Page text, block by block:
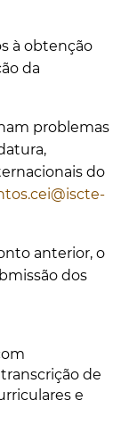
à obtenção
da
problemas
do
anterior, o
dos
de
e